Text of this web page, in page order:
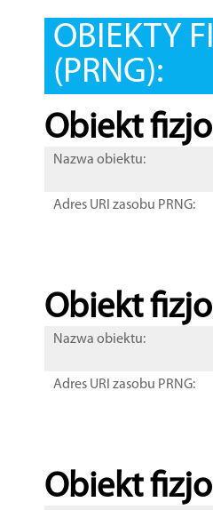
OBIEKTY
(PRNG):
Obiekt
Nazwa obiektu:
Adres URI zasobu PRNG:
Obiekt
Nazwa obiektu:
Adres URI zasobu PRNG:
Obiekt